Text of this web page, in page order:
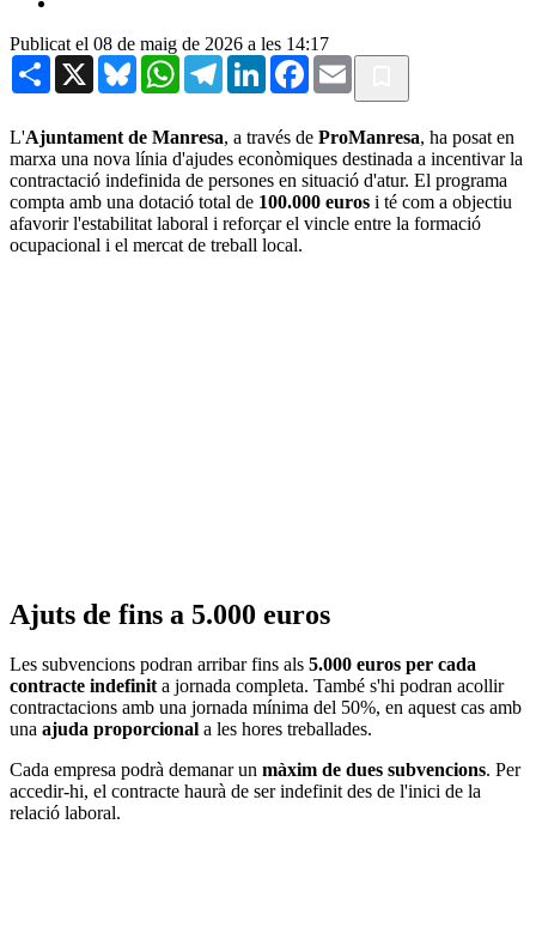
Publicat el 08 de maig de 2026 a les 14:17
Share X BlueskyWhatsAppTelegramLinkedInFacebook
Email
L'Ajuntament de Manresa, a través de ProManresa, ha posat en
marxa una nova línia d'ajudes econòmiques destinada a incentivar la
contractació indefinida de persones en situació d'atur. El programa
compta amb una dotació total de 100.000 euros i té com a objectiu
afavorir l'estabilitat laboral i reforçar el vincle entre la formació
ocupacional i el mercat de treball local.
Ajuts de fins a 5.000 euros
Les subvencions podran arribar fins als 5.000 euros per cada
contracte indefinita jornada completa. També s'hi podran acollir
contractacions amb una jornada mínima del 50%, en aquest cas amb
una ajuda proporcional a les hores treballades.
Cada empresa podrà demanar un màxim de dues subvencions. Per
accedir-hi, el contracte haurà de ser indefinit des de l'inici de la
relació laboral.